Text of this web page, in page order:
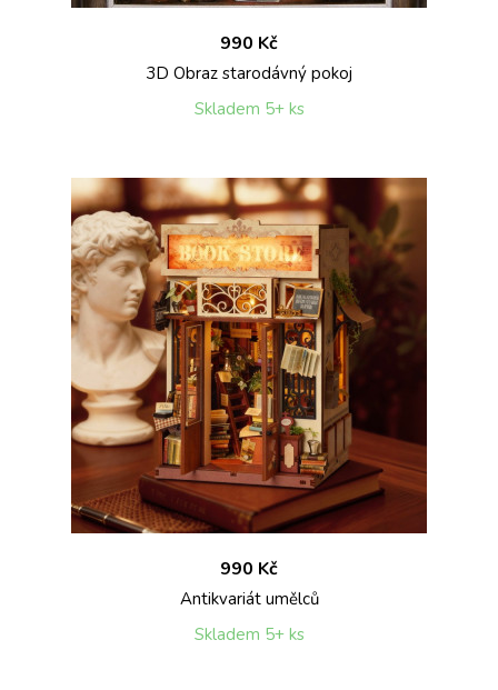
990 Kč
3D Obraz starodávný pokoj
Skladem 5+ ks
990 Kč
Antikvariát umělců
Skladem 5+ ks